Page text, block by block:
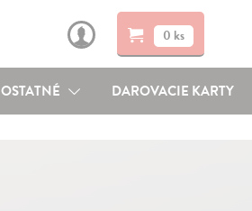
0 ks
OSTATNÉ DAROVACIE KARTY